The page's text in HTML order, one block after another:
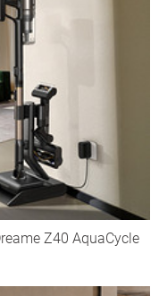
Z40 AquaCycle